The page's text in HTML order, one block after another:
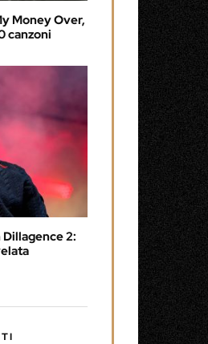
Money Over,
canzoni
Dillagence 2: